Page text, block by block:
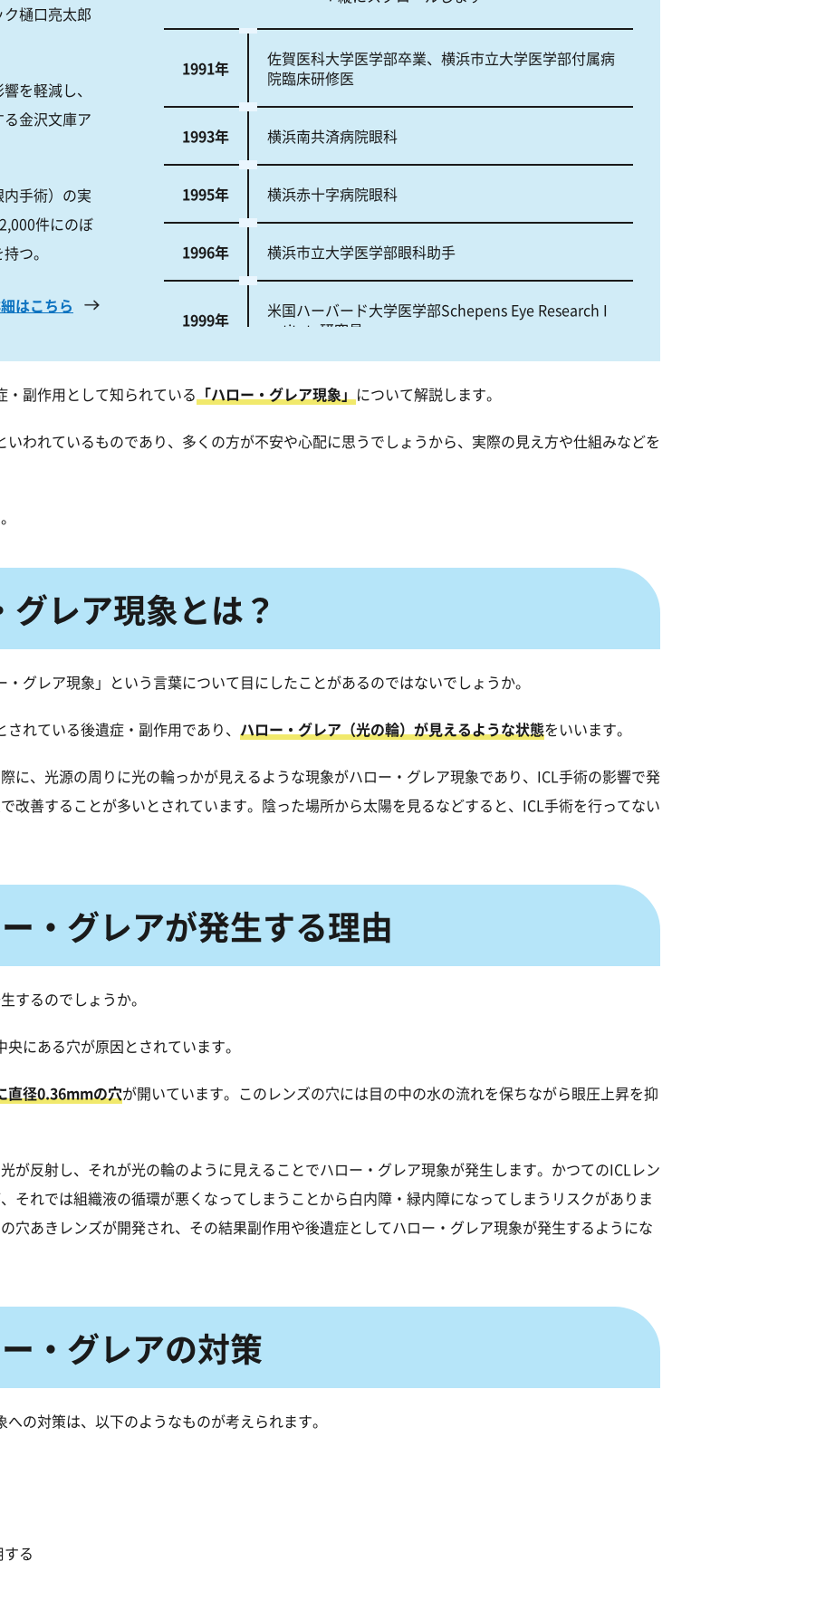
樋口亮太郎
を軽減し、
金沢文庫ア
手術）の実
件にのぼ
つ。
はこちら
1991年
佐賀医科大学医学部卒業、横浜市立大学医学部付属病
院臨床研修医
1993年 横浜南共済病院眼科
1995年 横浜赤十字病院眼科
1996年 横浜市立大学医学部眼科助手
1999年
米国ハーバード大学医学部Schepens Eye Research I
nstitute研究員
2002年
Research fellowship certificate, Harvard Medical Sc
hool
・副作用として知られている「ハロー・グレア現象」について解説します。
われているものであり、多くの方が不安や心配に思うでしょうから、実際の見え方や仕組みなどを
レア現象とは？
グレア現象」という言葉について目にしたことがあるのではないでしょうか。
れている後遺症・副作用であり、 ハロー・グレア（光の輪）が見えるような状態をいいます。
に、光源の周りに光の輪っかが見えるような現象がハロー・グレア現象であり、ICL手術の影響で発
改善することが多いとされています。陰った場所から太陽を見るなどすると、ICL手術を行ってない
・グレアが発生する理由
するのでしょうか。
にある穴が原因とされています。
直径0.36mmの穴が開いています。このレンズの穴には目の中の水の流れを保ちながら眼圧上昇を抑
が反射し、それが光の輪のように見えることでハロー・グレア現象が発生します。かつてのICLレン
それでは組織液の循環が悪くなってしまうことから白内障・緑内障になってしまうリスクがありま
穴あきレンズが開発され、その結果副作用や後遺症としてハロー・グレア現象が発生するようにな
・グレアの対策
の対策は、以下のようなものが考えられます。
る